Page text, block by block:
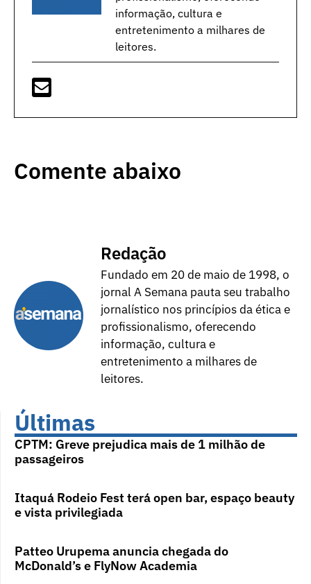
informação, cultura e
entretenimento a milhares de
leitores.
Comente abaixo
Redação
Fundado em 20 de maio de 1998, o
jornal A Semana pauta seu trabalho
jornalístico nos princípios da ética e
profissionalismo, oferecendo
informação, cultura e
entretenimento a milhares de
leitores.
Últimas
CPTM: Greve prejudica mais de 1 milhão de
passageiros
Itaquá Rodeio Fest terá open bar, espaço beauty
e vista privilegiada
Patteo Urupema anuncia chegada do
McDonald’s e FlyNow Academia